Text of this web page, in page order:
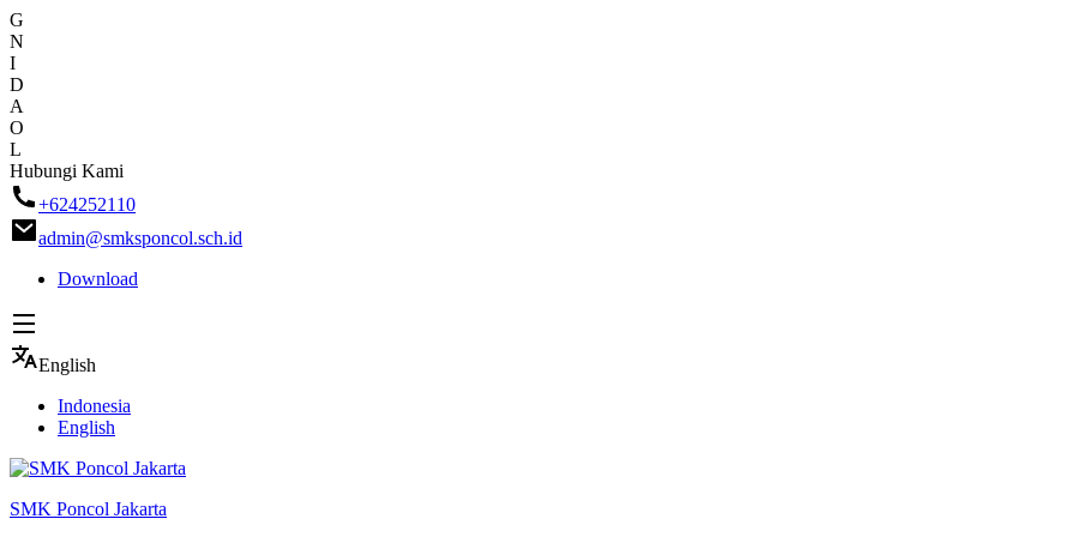
G
N
I
D
A
O
L
Skip
to
content
Hubungi Kami
+624252110
admin@smksponcol.sch.id
Download
English
Indonesia
English
SMK Poncol Jakarta